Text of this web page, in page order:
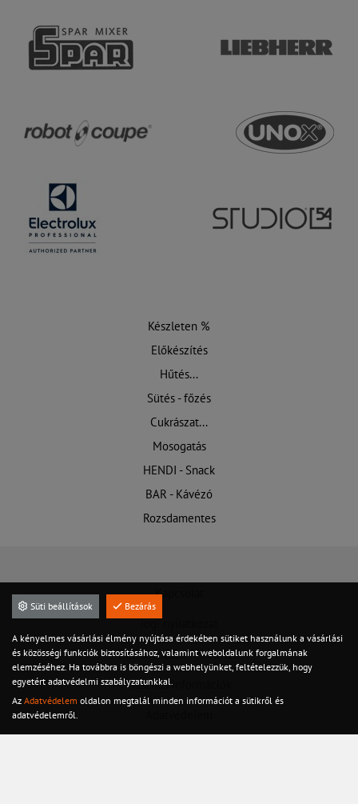
Készleten %
Előkészítés
Hűtés...
Sütés - főzés
Cukrászat...
Mosogatás
HENDI - Snack
BAR - Kávézó
Rozsdamentes
Kapcsolat
Felhasználási feltételek
Hasznos információk
Süti beállítások Bezárás
A kényelmes vásárlási élmény nyújtása érdekében sütiket használunk a vásárlási
és közösségi funkciók biztosításához, valamint weboldalunk forgalmának
elemzéséhez. Ha továbbra is böngészi a webhelyünket, feltételezzük, hogy
egyetért adatvédelmi szabályzatunkkal.
Az Adatvédelem oldalon megtalál minden információt a sütikről és
adatvédelemről.